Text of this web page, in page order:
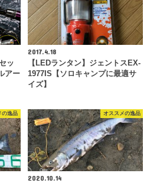
ッ
アー
2017.4.18
【LEDランタン】ジェントスEX-
1977IS【ソロキャンプに最適サ
イズ】
の逸品 オススメの逸品
2020.10.14